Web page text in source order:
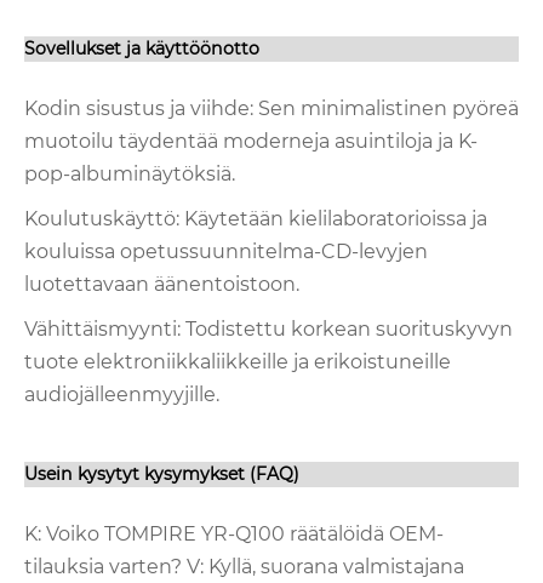
Sovellukset ja käyttöönotto
Kodin sisustus ja viihde: Sen minimalistinen pyöreä
muotoilu täydentää moderneja asuintiloja ja K-
pop-albuminäytöksiä.
Koulutuskäyttö: Käytetään kielilaboratorioissa ja
kouluissa opetussuunnitelma-CD-levyjen
luotettavaan äänentoistoon.
Vähittäismyynti: Todistettu korkean suorituskyvyn
tuote elektroniikkaliikkeille ja erikoistuneille
audiojälleenmyyjille.
Usein kysytyt kysymykset (FAQ)
K: Voiko TOMPIRE YR-Q100 räätälöidä OEM-
tilauksia varten? V: Kyllä, suorana valmistajana